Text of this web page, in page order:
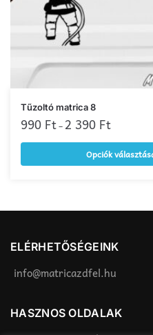
Tűzoltó matrica 8
990 Ft– 2 390 Ft
Opciók
Ennek
a
terméknek
a
termékoldalon
választhatók
ELÉRHETŐSÉGEINK
info@matricazdfel.hu
HASZNOS OLDALAK